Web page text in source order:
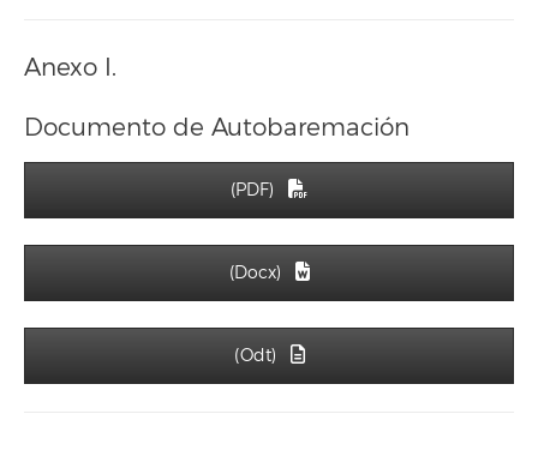
Anexo I.
Documento de Autobaremación
(PDF)
(Docx)
(Odt)